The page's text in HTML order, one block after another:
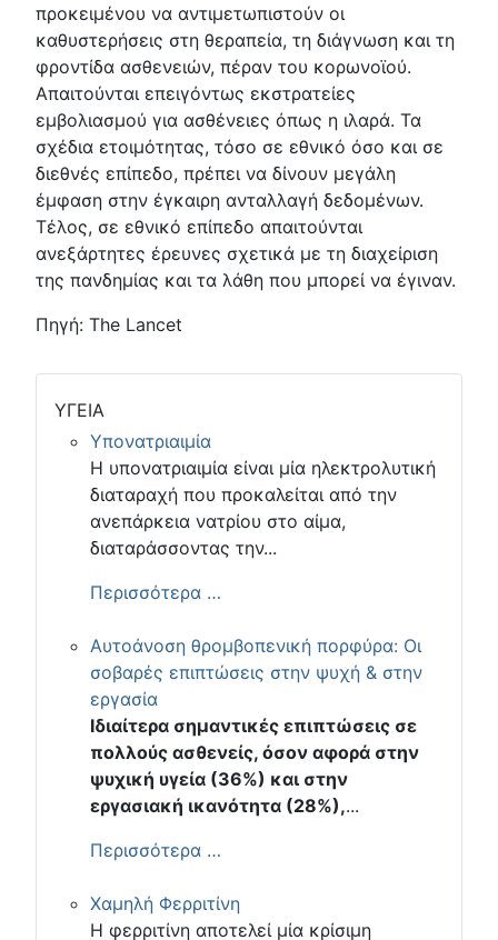
προκειμένου να αντιμετωπιστούν οι
καθυστερήσεις στη θεραπεία, τη διάγνωση και τη
φροντίδα ασθενειών, πέραν του κορωνοϊού.
Απαιτούνται επειγόντως εκστρατείες
εμβολιασμού για ασθένειες όπως η ιλαρά. Τα
σχέδια ετοιμότητας, τόσο σε εθνικό όσο και σε
διεθνές επίπεδο, πρέπει να δίνουν μεγάλη
έμφαση στην έγκαιρη ανταλλαγή δεδομένων.
Τέλος, σε εθνικό επίπεδο απαιτούνται
ανεξάρτητες έρευνες σχετικά με τη διαχείριση
της πανδημίας και τα λάθη που μπορεί να έγιναν.
Πηγή: The Lancet
ΥΓΕΙΑ
Υπονατριαιμία
Η υπονατριαιμία είναι μία ηλεκτρολυτική
διαταραχή που προκαλείται από την
ανεπάρκεια νατρίου στο αίμα,
διαταράσσοντας την...
Περισσότερα …
Αυτοάνοση θρομβοπενική πορφύρα: Οι
σοβαρές επιπτώσεις στην ψυχή & στην
εργασία
Ιδιαίτερα σημαντικές επιπτώσεις σε
πολλούς ασθενείς, όσον αφορά στην
ψυχική υγεία (36%) και στην
εργασιακή ικανότητα (28%),...
Περισσότερα …
Χαμηλή Φερριτίνη
Η φερριτίνη αποτελεί μία κρίσιμη